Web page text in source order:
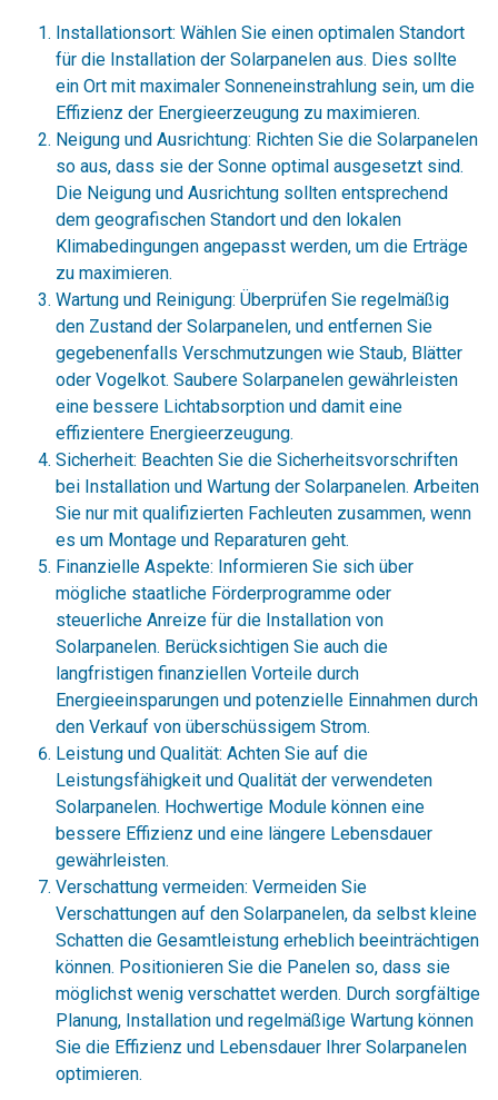
Installationsort: Wählen Sie einen optimalen Standort
für die Installation der Solarpanelen aus. Dies sollte
ein Ort mit maximaler Sonneneinstrahlung sein, um die
Effizienz der Energieerzeugung zu maximieren.
Neigung und Ausrichtung: Richten Sie die Solarpanelen
so aus, dass sie der Sonne optimal ausgesetzt sind.
Die Neigung und Ausrichtung sollten entsprechend
dem geografischen Standort und den lokalen
Klimabedingungen angepasst werden, um die Erträge
zu maximieren.
Wartung und Reinigung: Überprüfen Sie regelmäßig
den Zustand der Solarpanelen, und entfernen Sie
gegebenenfalls Verschmutzungen wie Staub, Blätter
oder Vogelkot. Saubere Solarpanelen gewährleisten
eine bessere Lichtabsorption und damit eine
effizientere Energieerzeugung.
Sicherheit: Beachten Sie die Sicherheitsvorschriften
bei Installation und Wartung der Solarpanelen. Arbeiten
Sie nur mit qualifizierten Fachleuten zusammen, wenn
es um Montage und Reparaturen geht.
Finanzielle Aspekte: Informieren Sie sich über
mögliche staatliche Förderprogramme oder
steuerliche Anreize für die Installation von
Solarpanelen. Berücksichtigen Sie auch die
langfristigen finanziellen Vorteile durch
Energieeinsparungen und potenzielle Einnahmen durch
den Verkauf von überschüssigem Strom.
Leistung und Qualität: Achten Sie auf die
Leistungsfähigkeit und Qualität der verwendeten
Solarpanelen. Hochwertige Module können eine
bessere Effizienz und eine längere Lebensdauer
gewährleisten.
Verschattung vermeiden: Vermeiden Sie
Verschattungen auf den Solarpanelen, da selbst kleine
Schatten die Gesamtleistung erheblich beeinträchtigen
können. Positionieren Sie die Panelen so, dass sie
möglichst wenig verschattet werden. Durch sorgfältige
Planung, Installation und regelmäßige Wartung können
Sie die Effizienz und Lebensdauer Ihrer Solarpanelen
optimieren.